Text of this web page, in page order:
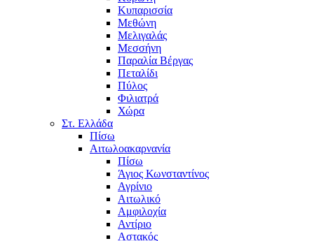
Κυπαρισσία
Μεθώνη
Μελιγαλάς
Μεσσήνη
Παραλία Βέργας
Πεταλίδι
Πύλος
Φιλιατρά
Χώρα
Στ. Ελλάδα
Πίσω
Αιτωλοακαρνανία
Πίσω
Άγιος Κωνσταντίνος
Αγρίνιο
Αιτωλικό
Αμφιλοχία
Αντίριο
Αστακός